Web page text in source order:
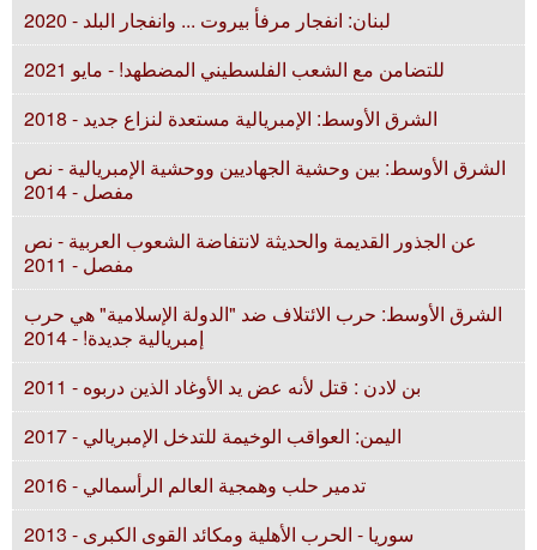
لبنان: انفجار مرفأ بيروت ... وانفجار البلد - 2020
للتضامن مع الشعب الفلسطيني المضطهد! - مايو 2021
الشرق الأوسط: الإمبريالية مستعدة لنزاع جديد - 2018
الشرق الأوسط: بين وحشية الجهاديين ووحشية الإمبريالية - نص
مفصل - 2014
عن الجذور القديمة والحديثة لانتفاضة الشعوب العربية - نص
مفصل - 2011
الشرق الأوسط: حرب الائتلاف ضد "الدولة الإسلامية" هي حرب
إمبريالية جديدة! - 2014
بن لادن : قتل لأنه عض يد الأوغاد الذين دربوه - 2011
اليمن: العواقب الوخيمة للتدخل الإمبريالي - 2017
تدمير حلب وهمجية العالم الرأسمالي - 2016
سوريا - الحرب الأهلية ومكائد القوى الكبرى - 2013